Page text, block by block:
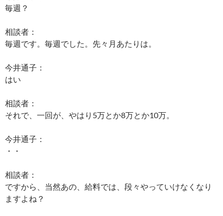
毎週？
相談者：
毎週です。毎週でした。先々月あたりは。
今井通子：
はい
相談者：
それで、一回が、やはり5万とか8万とか10万。
今井通子：
・・
相談者：
ですから、当然あの、給料では、段々やっていけなくなり
ますよね？